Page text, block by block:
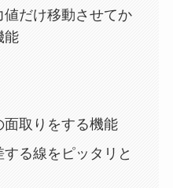
だけ移動させてか
能
取りをする機能
る線をピッタリと